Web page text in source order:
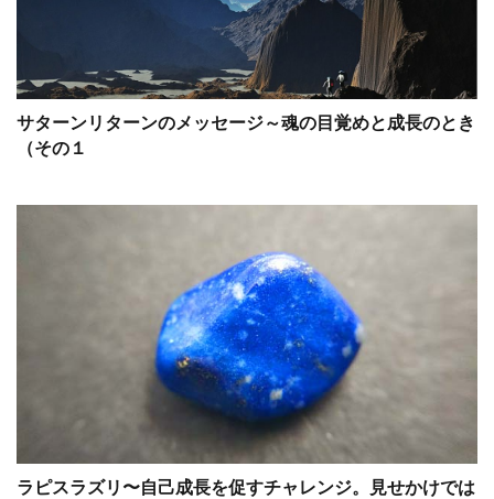
サターンリターンのメッセージ～魂の目覚めと成長のとき
（その１
ラピスラズリ〜自己成長を促すチャレンジ。見せかけでは